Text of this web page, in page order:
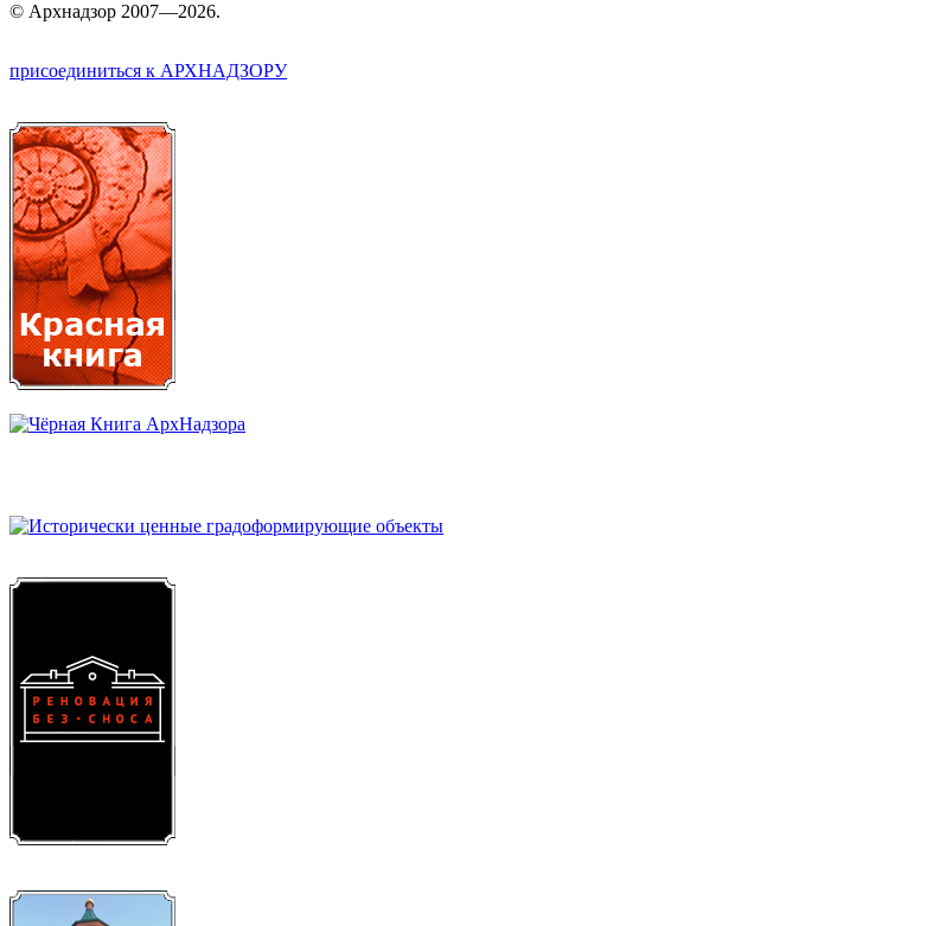
© Архнадзор 2007—2026.
присоединиться к АРХНАДЗОРУ